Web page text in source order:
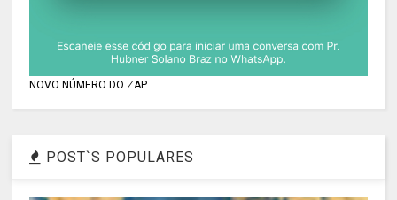
NOVO NÚMERO DO ZAP
POST`S POPULARES